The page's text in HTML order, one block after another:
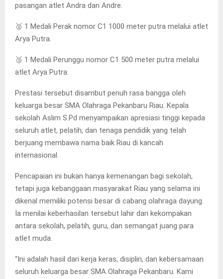
pasangan atlet Andra dan Andre.
🥈 1 Medali Perak nomor C1 1000 meter putra melalui atlet
Arya Putra.
🥉 1 Medali Perunggu nomor C1 500 meter putra melalui
atlet Arya Putra.
Prestasi tersebut disambut penuh rasa bangga oleh
keluarga besar SMA Olahraga Pekanbaru Riau. Kepala
sekolah Aslim S.Pd menyampaikan apresiasi tinggi kepada
seluruh atlet, pelatih, dan tenaga pendidik yang telah
berjuang membawa nama baik Riau di kancah
internasional.
Pencapaian ini bukan hanya kemenangan bagi sekolah,
tetapi juga kebanggaan masyarakat Riau yang selama ini
dikenal memiliki potensi besar di cabang olahraga dayung.
Ia menilai keberhasilan tersebut lahir dari kekompakan
antara sekolah, pelatih, guru, dan semangat juang para
atlet muda.
“Ini adalah hasil dari kerja keras, disiplin, dan kebersamaan
seluruh keluarga besar SMA Olahraga Pekanbaru. Kami